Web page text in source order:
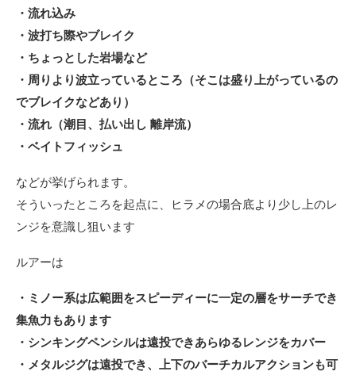
・流れ込み
・波打ち際やブレイク
・ちょっとした岩場など
・周りより波立っているところ（そこは盛り上がっているの
でブレイクなどあり）
・流れ（潮目、払い出し 離岸流）
・ベイトフィッシュ
などが挙げられます。
そういったところを起点に、ヒラメの場合底より少し上のレ
ンジを意識し狙います
ルアーは
・ミノー系は広範囲をスピーディーに一定の層をサーチでき
集魚力もあります
・シンキングペンシルは遠投できあらゆるレンジをカバー
・メタルジグは遠投でき、上下のバーチカルアクションも可